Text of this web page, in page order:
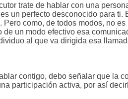
trate de hablar con una
un perfecto desconocido para ti.
como, de todos modos, no
un modo efectivo esa
al que va dirigida esa
contigo, debo señalar que la
participación activa, por así